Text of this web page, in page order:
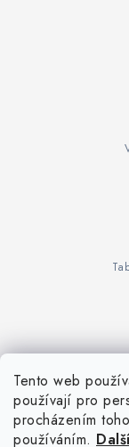
Tento web
používají pro
procházením
používáním.